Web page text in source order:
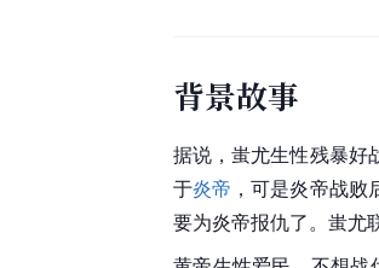
背景故事
据说，蚩尤生性残暴好
于炎帝 ，可是炎帝战
要为炎帝报仇了。蚩尤